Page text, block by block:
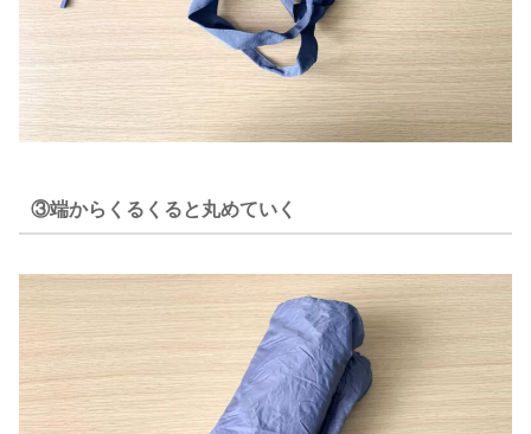
③端からくるくると丸めていく